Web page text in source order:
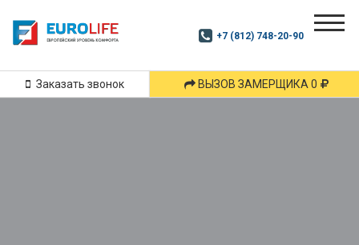
+7 (812) 748-20-90
Заказать звонок ВЫЗОВ ЗАМЕРЩИКА 0
Почитай
подпишись
Дзен